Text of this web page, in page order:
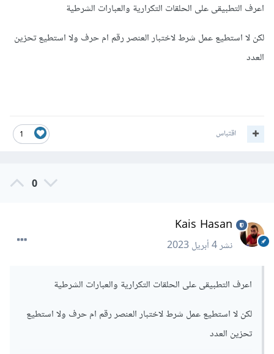
اعرف التطبيقى على الحلقات التكرارية والعبارات الشرطية
لكن لا استطيع عمل شرط لاختبار العنصر رقم ام حرف ولا استطيع تحزين
العدد
1 اقتباس
0
Kais Hasan
نشر4 أبريل 2023
اعرف التطبيقى على الحلقات التكرارية والعبارات الشرطية
لكن لا استطيع عمل شرط لاختبار العنصر رقم ام حرف ولا استطيع
تحزين العدد